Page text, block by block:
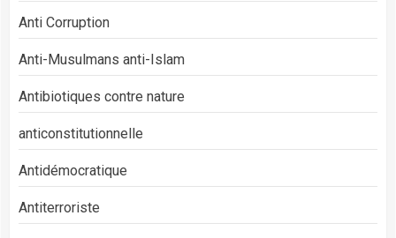
Anti Corruption
Anti-Musulmans anti-Islam
Antibiotiques contre nature
anticonstitutionnelle
Antidémocratique
Antiterroriste